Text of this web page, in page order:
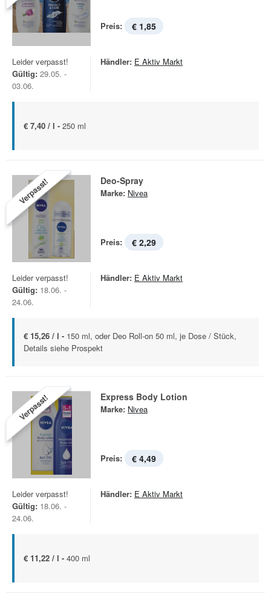
Preis: € 1,85
Leider verpasst!
Gültig: 29.05. -
03.06.
Händler: E Aktiv Markt
€ 7,40 / l - 250 ml
Verpasst! Deo-Spray
Marke: Nivea
Preis: € 2,29
Leider verpasst!
Gültig: 18.06. -
24.06.
Händler: E Aktiv Markt
€ 15,26 / l - 150 ml, oder Deo Roll-on 50 ml, je Dose / Stück,
Details siehe Prospekt
Verpasst! Express Body Lotion
Marke: Nivea
Preis: € 4,49
Leider verpasst!
Gültig: 18.06. -
24.06.
Händler: E Aktiv Markt
€ 11,22 / l - 400 ml